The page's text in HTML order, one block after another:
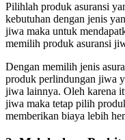
Pilihlah produk asuransi
kebutuhan dengan jenis
jiwa maka untuk
memilih produk asuransi
Dengan memilih jenis
produk perlindungan jiwa
jiwa lainnya. Oleh karena
jiwa maka tetap pilih
memberikan biaya lebih